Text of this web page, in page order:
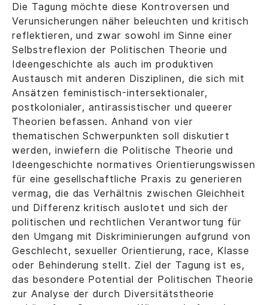
Die Tagung möchte diese Kontroversen und
Verunsicherungen näher beleuchten und kritisch
reflektieren, und zwar sowohl im Sinne einer
Selbstreflexion der Politischen Theorie und
Ideengeschichte als auch im produktiven
Austausch mit anderen Disziplinen, die sich mit
Ansätzen feministisch-intersektionaler,
postkolonialer, antirassistischer und queerer
Theorien befassen. Anhand von vier
thematischen Schwerpunkten soll diskutiert
werden, inwiefern die Politische Theorie und
Ideengeschichte normatives Orientierungswissen
für eine gesellschaftliche Praxis zu generieren
vermag, die das Verhältnis zwischen Gleichheit
und Differenz kritisch auslotet und sich der
politischen und rechtlichen Verantwortung für
den Umgang mit Diskriminierungen aufgrund von
Geschlecht, sexueller Orientierung, race, Klasse
oder Behinderung stellt. Ziel der Tagung ist es,
das besondere Potential der Politischen Theorie
zur Analyse der durch Diversitätstheorie